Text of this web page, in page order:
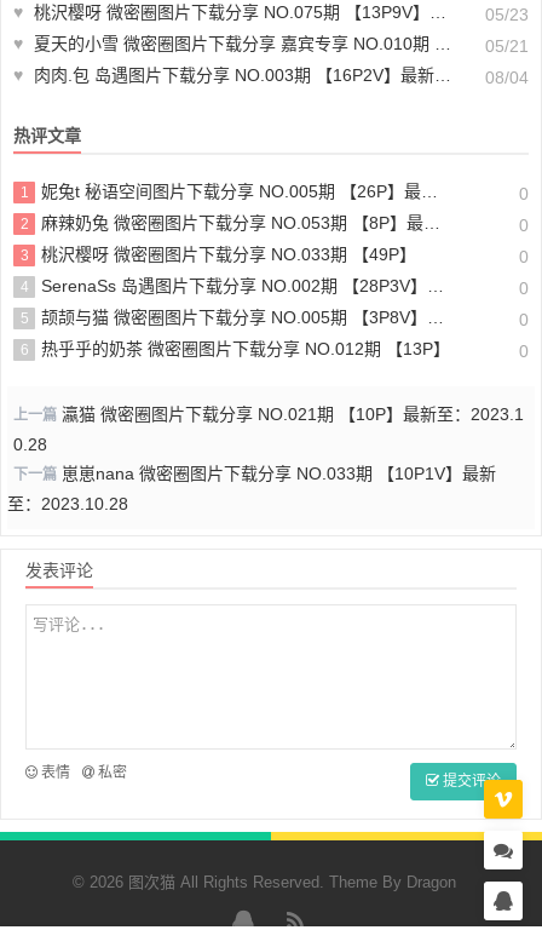
♥ 桃沢樱呀 微密圈图片下载分享 NO.075期 【13P9V】最新至：2024.2.19
05/23
♥
夏天的小雪 微密圈图片下载分享 嘉宾专享 NO.010期 【11P4V】最新至：2023.8.8
05/21
♥
肉肉.包 岛遇图片下载分享 NO.003期 【16P2V】最新至：2025.6.8 08/04
热评文章
1 妮兔t 秘语空间图片下载分享 NO.005期 【26P】最新至：2025.6.11 0
2 麻辣奶兔 微密圈图片下载分享 NO.053期 【8P】最新至：2023.11.18 0
3 桃沢樱呀 微密圈图片下载分享 NO.033期 【49P】 0
4 SerenaSs 岛遇图片下载分享 NO.002期 【28P3V】最新至：2025.6.19 0
5 颉颉与猫 微密圈图片下载分享 NO.005期 【3P8V】最新至：2023.11.20 0
6 热乎乎的奶茶 微密圈图片下载分享 NO.012期 【13P】 0
上一篇 瀛猫 微密圈图片下载分享 NO.021期 【10P】最新至：2023.1
0.28
下一篇 崽崽nana 微密圈图片下载分享 NO.033期 【10P1V】最新
至：2023.10.28
发表评论
表情 私密 提交评论
© 2026 图次猫 All Rights Reserved. Theme By Dragon